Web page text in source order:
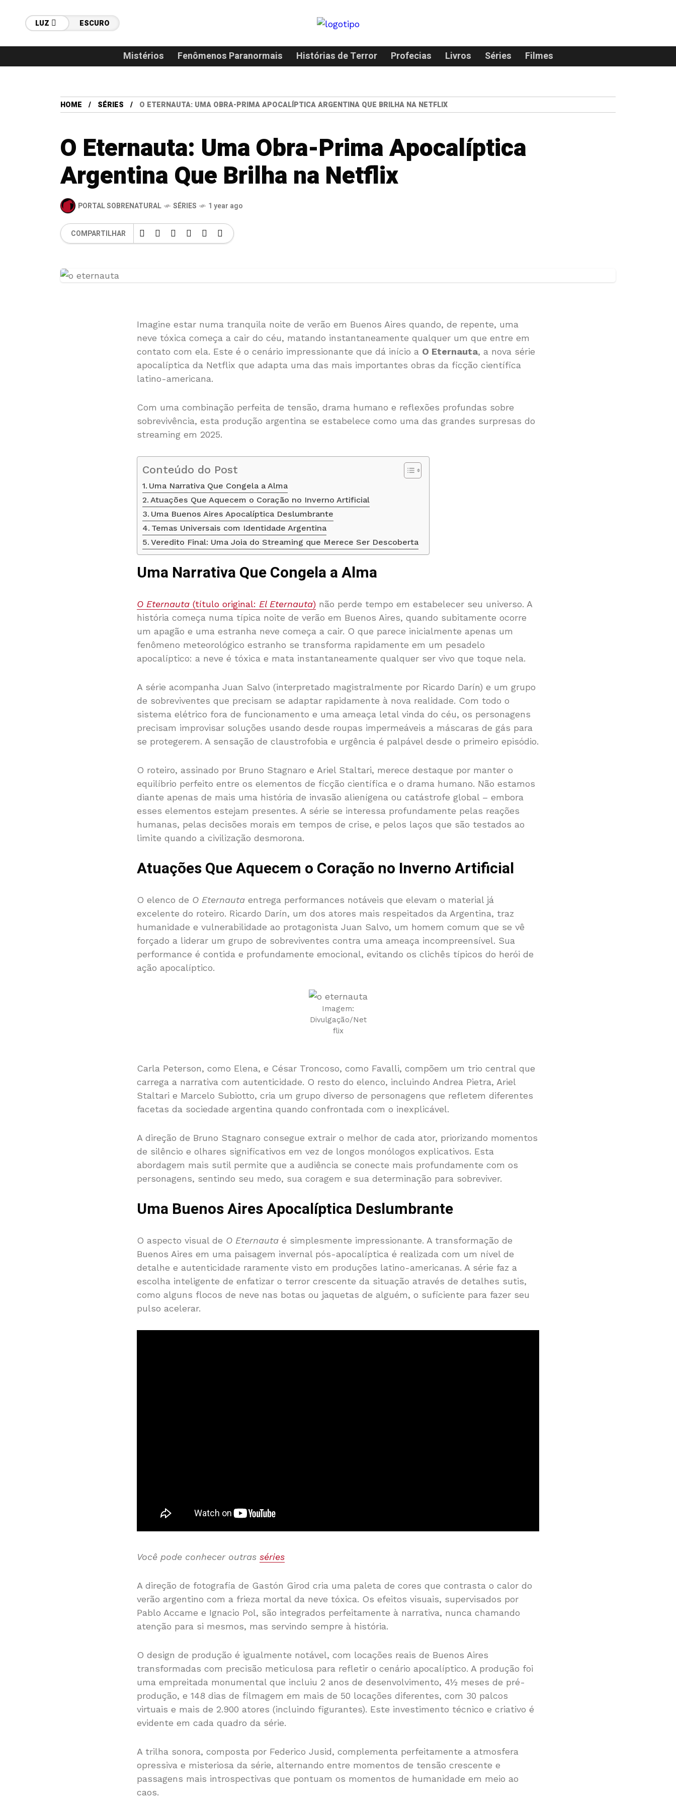
LUZ ESCURO
Mistérios Fenômenos Paranormais Histórias de Terror Profecias Livros Séries Filmes
HOME SÉRIES O ETERNAUTA: UMA OBRA-PRIMA APOCALÍPTICA ARGENTINA QUE BRILHA NA NETFLIX
O Eternauta: Uma Obra-Prima Apocalíptica
Argentina Que Brilha na Netflix
PORTAL SOBRENATURAL SÉRIES 1 year ago
COMPARTILHAR
Imagine estar numa tranquila noite de verão em Buenos Aires quando, de repente, uma
neve tóxica começa a cair do céu, matando instantaneamente qualquer um que entre em
contato com ela. Este é o cenário impressionante que dá início a O Eternauta, a nova série
apocalíptica da Netflix que adapta uma das mais importantes obras da ficção científica
latino-americana.
Com uma combinação perfeita de tensão, drama humano e reflexões profundas sobre
sobrevivência, esta produção argentina se estabelece como uma das grandes surpresas do
streaming em 2025.
Conteúdo do Post
Uma Narrativa Que Congela a Alma
Atuações Que Aquecem o Coração no Inverno Artificial
Uma Buenos Aires Apocalíptica Deslumbrante
Temas Universais com Identidade Argentina
Veredito Final: Uma Joia do Streaming que Merece Ser Descoberta
Uma Narrativa Que Congela a Alma
O Eternauta (título original: El Eternauta) não perde tempo em estabelecer seu universo. A
história começa numa típica noite de verão em Buenos Aires, quando subitamente ocorre
um apagão e uma estranha neve começa a cair. O que parece inicialmente apenas um
fenômeno meteorológico estranho se transforma rapidamente em um pesadelo
apocalíptico: a neve é tóxica e mata instantaneamente qualquer ser vivo que toque nela.
A série acompanha Juan Salvo (interpretado magistralmente por Ricardo Darín) e um grupo
de sobreviventes que precisam se adaptar rapidamente à nova realidade. Com todo o
sistema elétrico fora de funcionamento e uma ameaça letal vinda do céu, os personagens
precisam improvisar soluções usando desde roupas impermeáveis a máscaras de gás para
se protegerem. A sensação de claustrofobia e urgência é palpável desde o primeiro episódio.
O roteiro, assinado por Bruno Stagnaro e Ariel Staltari, merece destaque por manter o
equilíbrio perfeito entre os elementos de ficção científica e o drama humano. Não estamos
diante apenas de mais uma história de invasão alienígena ou catástrofe global – embora
esses elementos estejam presentes. A série se interessa profundamente pelas reações
humanas, pelas decisões morais em tempos de crise, e pelos laços que são testados ao
limite quando a civilização desmorona.
Atuações Que Aquecem o Coração no Inverno Artificial
O elenco de O Eternauta entrega performances notáveis que elevam o material já
excelente do roteiro. Ricardo Darín, um dos atores mais respeitados da Argentina, traz
humanidade e vulnerabilidade ao protagonista Juan Salvo, um homem comum que se vê
forçado a liderar um grupo de sobreviventes contra uma ameaça incompreensível. Sua
performance é contida e profundamente emocional, evitando os clichês típicos do herói de
ação apocalíptico.
Imagem:
Divulgação/Net
flix
Carla Peterson, como Elena, e César Troncoso, como Favalli, compõem um trio central que
carrega a narrativa com autenticidade. O resto do elenco, incluindo Andrea Pietra, Ariel
Staltari e Marcelo Subiotto, cria um grupo diverso de personagens que refletem diferentes
facetas da sociedade argentina quando confrontada com o inexplicável.
A direção de Bruno Stagnaro consegue extrair o melhor de cada ator, priorizando momentos
de silêncio e olhares significativos em vez de longos monólogos explicativos. Esta
abordagem mais sutil permite que a audiência se conecte mais profundamente com os
personagens, sentindo seu medo, sua coragem e sua determinação para sobreviver.
Uma Buenos Aires Apocalíptica Deslumbrante
O aspecto visual de O Eternauta é simplesmente impressionante. A transformação de
Buenos Aires em uma paisagem invernal pós-apocalíptica é realizada com um nível de
detalhe e autenticidade raramente visto em produções latino-americanas. A série faz a
escolha inteligente de enfatizar o terror crescente da situação através de detalhes sutis,
como alguns flocos de neve nas botas ou jaquetas de alguém, o suficiente para fazer seu
pulso acelerar.
Você pode conhecer outras séries
A direção de fotografia de Gastón Girod cria uma paleta de cores que contrasta o calor do
verão argentino com a frieza mortal da neve tóxica. Os efeitos visuais, supervisados por
Pablo Accame e Ignacio Pol, são integrados perfeitamente à narrativa, nunca chamando
atenção para si mesmos, mas servindo sempre à história.
O design de produção é igualmente notável, com locações reais de Buenos Aires
transformadas com precisão meticulosa para refletir o cenário apocalíptico. A produção foi
uma empreitada monumental que incluiu 2 anos de desenvolvimento, 4½ meses de pré-
produção, e 148 dias de filmagem em mais de 50 locações diferentes, com 30 palcos
virtuais e mais de 2.900 atores (incluindo figurantes). Este investimento técnico e criativo é
evidente em cada quadro da série.
A trilha sonora, composta por Federico Jusid, complementa perfeitamente a atmosfera
opressiva e misteriosa da série, alternando entre momentos de tensão crescente e
passagens mais introspectivas que pontuam os momentos de humanidade em meio ao
caos.